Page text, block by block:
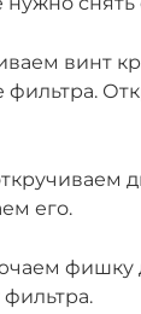
винт
фильтра.
его.
фишку